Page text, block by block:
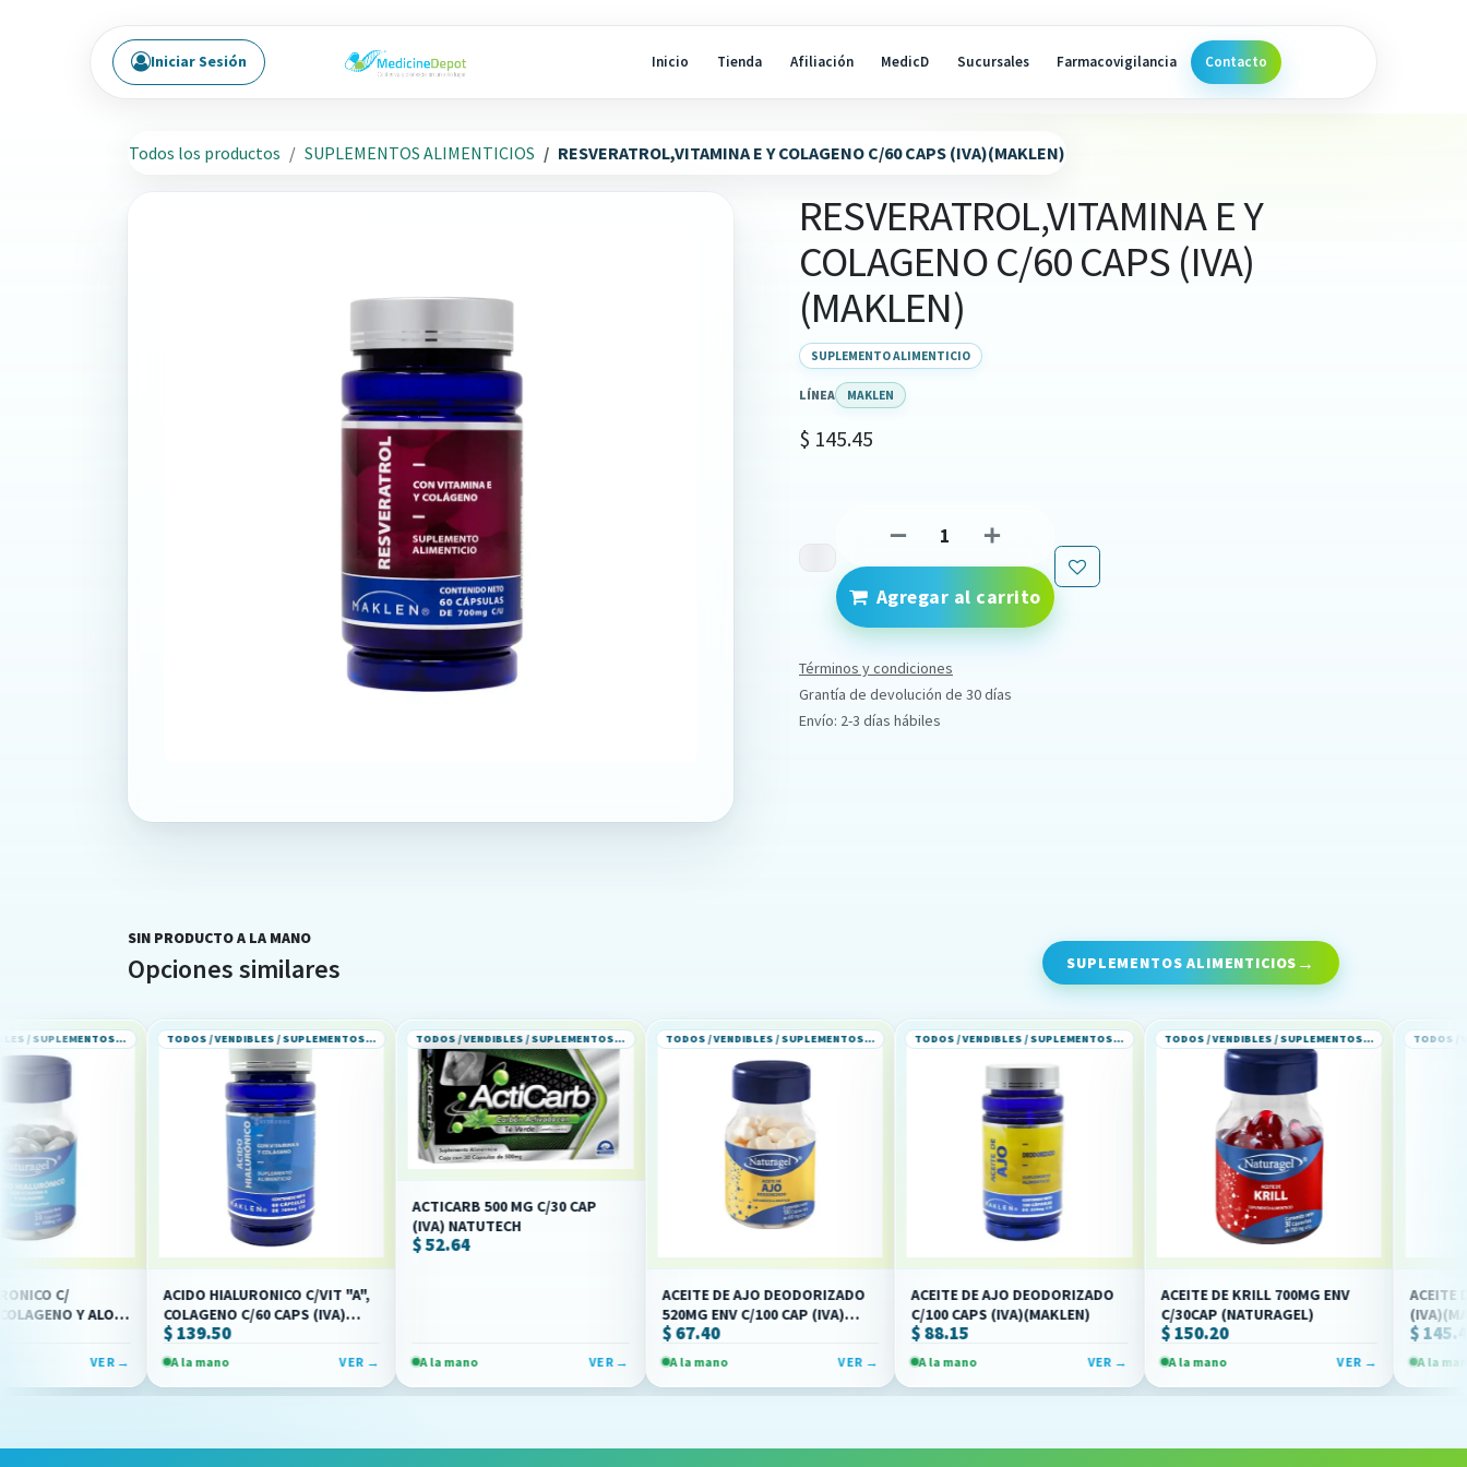
Inicio Tienda Afiliación MedicD Sucursales Farmacovigilancia Contacto
Iniciar Sesión
Todos los productos SUPLEMENTOS ALIMENTICIOS RESVERATROL,VITAMINA E Y COLAGENO C/60 CAPS (IVA)(MAKLEN)
RESVERATROL,VITAMINA E Y
COLAGENO C/60 CAPS (IVA)
(MAKLEN)
SUPLEMENTO ALIMENTICIO
LÍNEA MAKLEN
$ 145.45
Agregar al carrito
Términos y condiciones
Grantía de devolución de 30 días
Envío: 2-3 días hábiles
SIN PRODUCTO A LA MANO
Opciones similares SUPLEMENTOS ALIMENTICIOS
TODOS / VENDIBLES / SUPLEMENTOS ALIMENTICIOS
ALOE
TODOS / VENDIBLES / SUPLEMENTOS ALIMENTICIOS
ACIDO HIALURONICO C/VIT "A",
COLAGENO C/60 CAPS (IVA)
A la mano
TODOS / VENDIBLES / SUPLEMENTOS ALIMENTICIOS
ACTICARB 500 MG C/30 CAP
(IVA) NATUTECH
A la mano
TODOS / VENDIBLES / SUPLEMENTOS ALIMENTICIOS
ACEITE DE AJO DEODORIZADO
520MG ENV C/100 CAP (IVA)
(NATURAGEL)
A la mano
TODOS / VENDIBLES / SUPLEMENTOS ALIMENTICIOS
ACEITE DE AJO DEODORIZADO
C/100 CAPS (IVA)(MAKLEN)
A la mano
TODOS / VENDIBLES / SUPLEMENTOS ALIMENTICIOS
ACEITE DE KRILL 700MG ENV
C/30CAP (NATURAGEL)
A la mano
ACEITE DE KRILL C/
(IVA)(MAKLEN)
A la mano